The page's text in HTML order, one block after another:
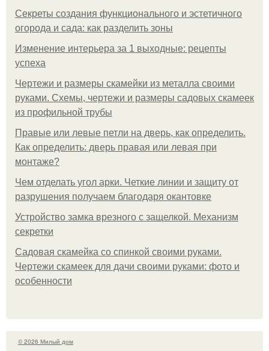
Секреты создания функционального и эстетичного
огорода и сада: как разделить зоны
Изменение интерьера за 1 выходные: рецепты
успеха
Чертежи и размеры скамейки из металла своими
руками. Схемы, чертежи и размеры садовых скамеек
из профильной трубы
Правые или левые петли на дверь, как определить.
Как определить: дверь правая или левая при
монтаже?
Чем отделать угол арки. Четкие линии и защиту от
разрушения получаем благодаря окантовке
Устройство замка врезного с защелкой. Механизм
секретки
Садовая скамейка со спинкой своими руками.
Чертежи скамеек для дачи своими руками: фото и
особенности
© 2026 Милый дом